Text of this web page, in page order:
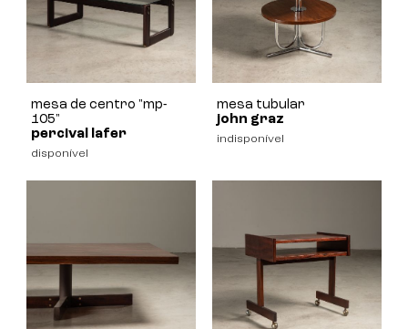
mesa de centro "mp-
105"
percival lafer
disponível
mesa tubular
john graz
indisponível